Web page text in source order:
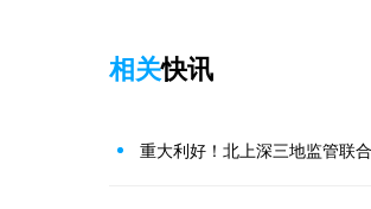
相关快讯
重大利好！北上深三地监管联